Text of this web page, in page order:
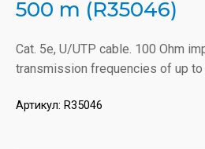
500 m (R35046)
Cat. 5e, U/UTP cable. 100 Ohm
transmission frequencies of up to
Артикул: R35046